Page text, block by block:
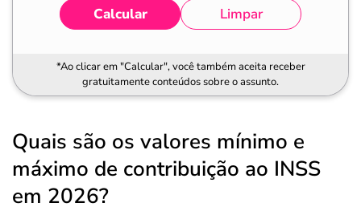
Calcular Limpar
*Ao clicar em "Calcular", você também aceita receber
gratuitamente conteúdos sobre o assunto.
Quais são os valores mínimo e
máximo de contribuição ao INSS
em 2026?